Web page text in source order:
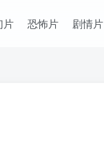
片 恐怖片 剧情片